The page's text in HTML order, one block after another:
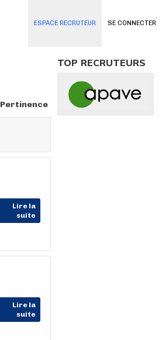
SE CONNECTER
ESPACE RECRUTEUR
Pertinence
Lire la
suite
Lire la
suite
TOP RECRUTEURS